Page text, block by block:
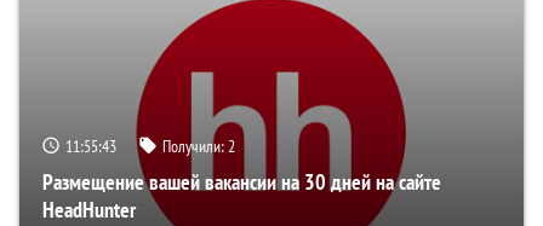
11:55:41 Получили:2
Размещение вашей вакансии на 30 дней на сайте
HeadHunter